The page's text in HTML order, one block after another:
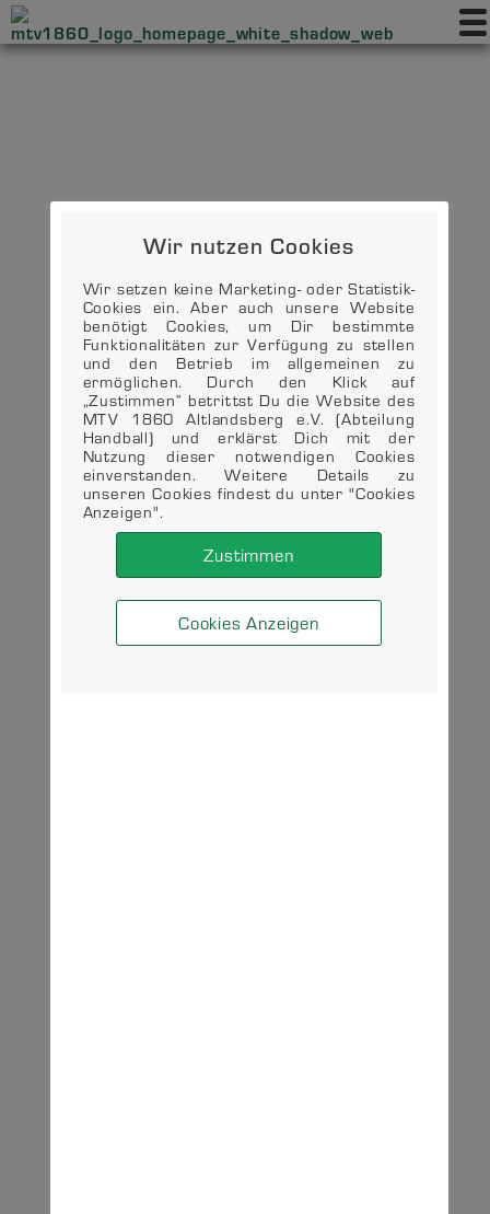
Wir nutzen Cookies
Wir setzen keine Marketing- oder Statistik-
Cookies ein. Aber auch unsere Website
benötigt Cookies, um Dir bestimmte
Funktionalitäten zur Verfügung zu stellen
und den Betrieb im allgemeinen zu
ermöglichen. Durch den Klick auf
„Zustimmen“ betrittst Du die Website des
MTV 1860 Altlandsberg e.V. (Abteilung
Handball) und erklärst Dich mit der
Nutzung dieser notwendigen Cookies
einverstanden. Weitere Details zu
unseren Cookies findest du unter "Cookies
Anzeigen".
Cookies Anzeigen
Zustimmen